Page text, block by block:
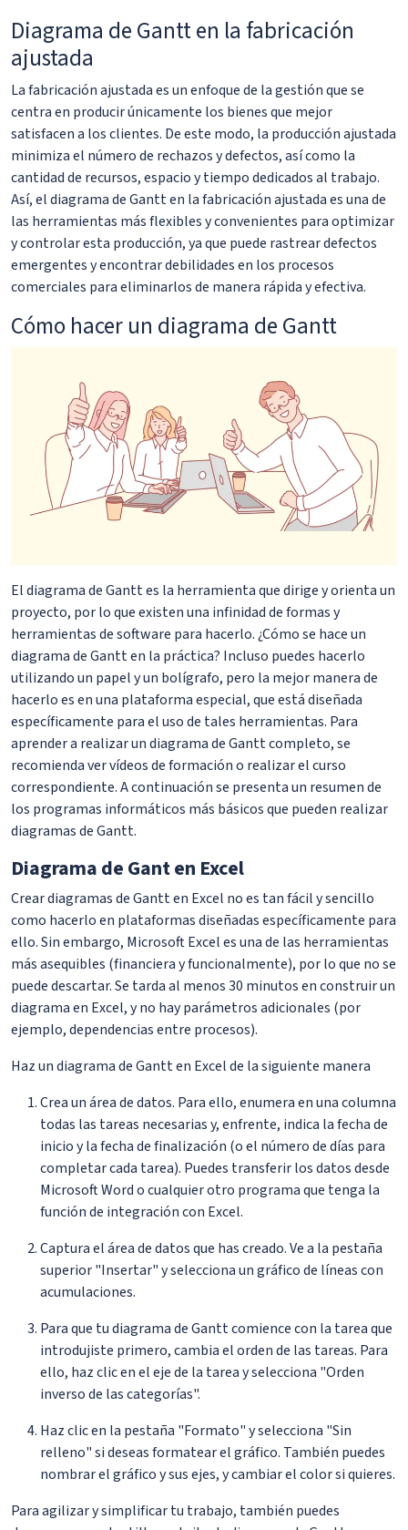
Diagrama de Gantt en la fabricación
ajustada
La fabricación ajustada es un enfoque de la gestión que se
centra en producir únicamente los bienes que mejor
satisfacen a los clientes. De este modo, la producción ajustada
minimiza el número de rechazos y defectos, así como la
cantidad de recursos, espacio y tiempo dedicados al trabajo.
Así, el diagrama de Gantt en la fabricación ajustada es una de
las herramientas más flexibles y convenientes para optimizar
y controlar esta producción, ya que puede rastrear defectos
emergentes y encontrar debilidades en los procesos
comerciales para eliminarlos de manera rápida y efectiva.
Cómo hacer un diagrama de Gantt
El diagrama de Gantt es la herramienta que dirige y orienta un
proyecto, por lo que existen una infinidad de formas y
herramientas de software para hacerlo. ¿Cómo se hace un
diagrama de Gantt en la práctica? Incluso puedes hacerlo
utilizando un papel y un bolígrafo, pero la mejor manera de
hacerlo es en una plataforma especial, que está diseñada
específicamente para el uso de tales herramientas. Para
aprender a realizar un diagrama de Gantt completo, se
recomienda ver vídeos de formación o realizar el curso
correspondiente. A continuación se presenta un resumen de
los programas informáticos más básicos que pueden realizar
diagramas de Gantt.
Diagrama de Gant en Excel
Crear diagramas de Gantt en Excel no es tan fácil y sencillo
como hacerlo en plataformas diseñadas específicamente para
ello. Sin embargo, Microsoft Excel es una de las herramientas
más asequibles (financiera y funcionalmente), por lo que no se
puede descartar. Se tarda al menos 30 minutos en construir un
diagrama en Excel, y no hay parámetros adicionales (por
ejemplo, dependencias entre procesos).
Haz un diagrama de Gantt en Excel de la siguiente manera
Crea un área de datos. Para ello, enumera en una columna
todas las tareas necesarias y, enfrente, indica la fecha de
inicio y la fecha de finalización (o el número de días para
completar cada tarea). Puedes transferir los datos desde
Microsoft Word o cualquier otro programa que tenga la
función de integración con Excel.
Captura el área de datos que has creado. Ve a la pestaña
superior "Insertar" y selecciona un gráfico de líneas con
acumulaciones.
Para que tu diagrama de Gantt comience con la tarea que
introdujiste primero, cambia el orden de las tareas. Para
ello, haz clic en el eje de la tarea y selecciona "Orden
inverso de las categorías".
Haz clic en la pestaña "Formato" y selecciona "Sin
relleno" si deseas formatear el gráfico. También puedes
nombrar el gráfico y sus ejes, y cambiar el color si quieres.
Para agilizar y simplificar tu trabajo, también puedes